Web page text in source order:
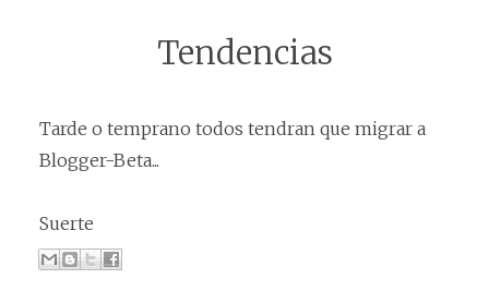
Tendencias
Tarde o temprano todos tendran que migrar a
Blogger-Beta...
Suerte